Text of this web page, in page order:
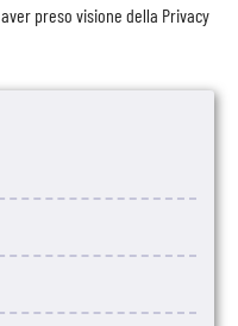
preso visione della Privacy